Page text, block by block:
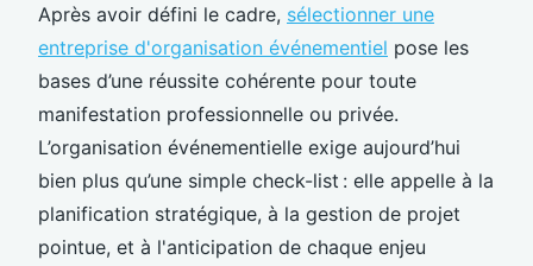
Après avoir défini le cadre, sélectionner une
entreprise d'organisation événementiel pose les
bases d’une réussite cohérente pour toute
manifestation professionnelle ou privée.
L’organisation événementielle exige aujourd’hui
bien plus qu’une simple check-list : elle appelle à la
planification stratégique, à la gestion de projet
pointue, et à l'anticipation de chaque enjeu